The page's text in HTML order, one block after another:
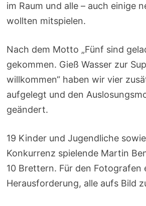
im Raum und alle – auch einige
wollten mitspielen.
Nach dem Motto „Fünf sind
gekommen. Gieß Wasser zur
willkommen“ haben wir vier
aufgelegt und den
geändert.
19 Kinder und Jugendliche
Konkurrenz spielende Martin
10 Brettern. Für den Fotografen
Herausforderung, alle aufs Bild